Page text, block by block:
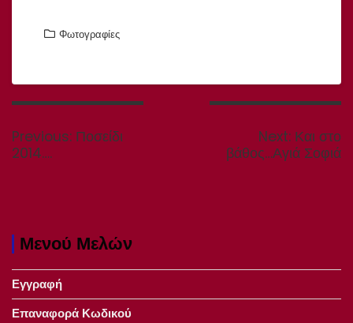
Φωτογραφίες
Πλοήγηση
Previous: Previous
Ποσείδι
2014….
Next: Next
post:
Και στο
βάθος…Αγιά Σοφιά
Μενού Μελών
Εγγραφή
Επαναφορά Κωδικού